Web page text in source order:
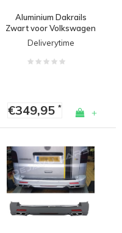
Aluminium Dakrails
Zwart voor Volkswagen
Transporter T5 / T5.1 /
T6 / T6.1
Deliverytime
€349,95* +